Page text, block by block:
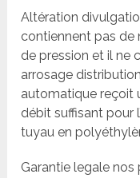
Altération
contiennent pas de
de pression et il ne
arrosage
automatique reçoit
débit suffisant pour
tuyau en
Garantie legale